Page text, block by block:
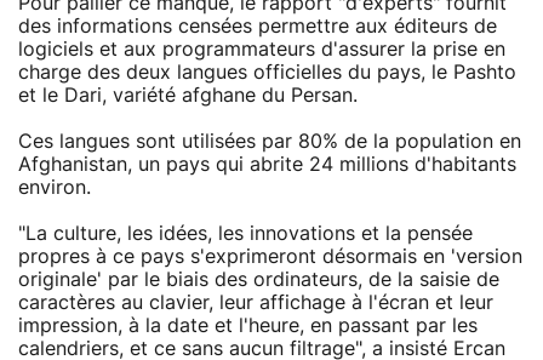
des informations censées permettre aux éditeurs de
logiciels et aux programmateurs d'assurer la prise en
charge des deux langues officielles du pays, le Pashto
et le Dari, variété afghane du Persan.
Ces langues sont utilisées par 80% de la population en
Afghanistan, un pays qui abrite 24 millions d'habitants
environ.
"La culture, les idées, les innovations et la pensée
propres à ce pays s'exprimeront désormais en 'version
originale' par le biais des ordinateurs, de la saisie de
caractères au clavier, leur affichage à l'écran et leur
impression, à la date et l'heure, en passant par les
calendriers, et ce sans aucun filtrage", a insisté Ercan